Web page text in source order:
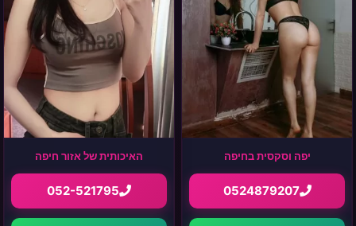
יפה וסקסית בחיפה
0524879207
האיכותית של אזור חיפה
052-521795